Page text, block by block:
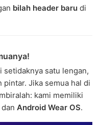
bilah header baru di
setidaknya satu lengan,
Jika semua hal di
kami memiliki
dan Android Wear OS.